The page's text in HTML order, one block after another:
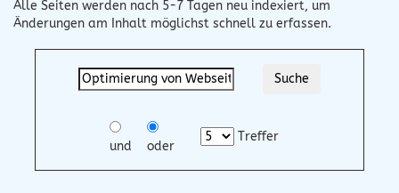
Alle Seiten werden nach 5-7 Tagen neu indexiert, um
Änderungen am Inhalt möglichst schnell zu erfassen.
und oder
Treffer